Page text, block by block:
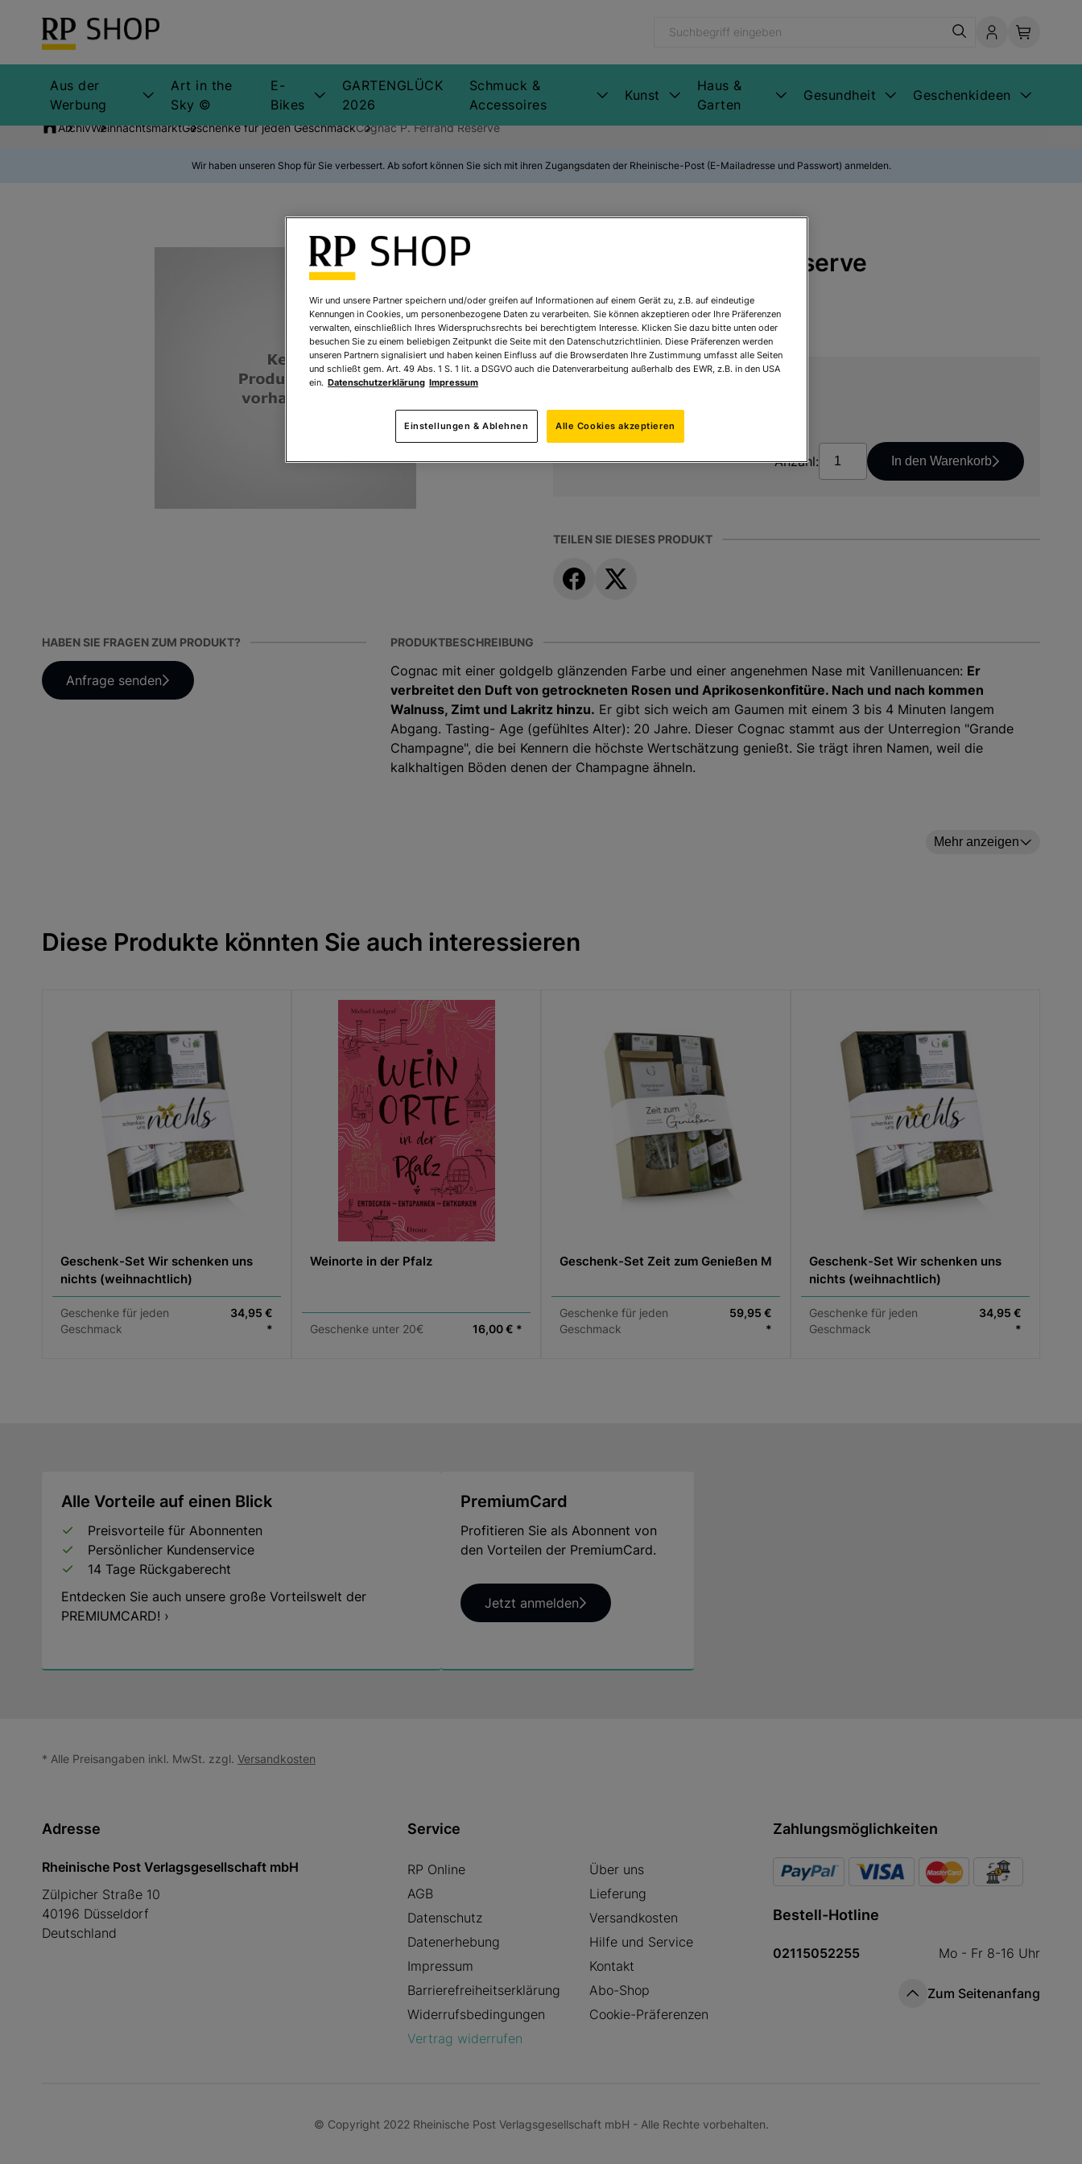
Aus der
Werbung
Art in the
Sky ©
E-
Bikes
GARTENGLÜCK
2026
Schmuck &
Accessoires
Kunst
Haus &
Garten
Gesundheit Geschenkideen
ArchivWeihnachtsmarktGeschenke für jeden GeschmackCognac P. Ferrand Réserve
Wir haben unseren Shop für Sie verbessert. Ab sofort können Sie sich mit ihren Zugangsdaten der Rheinische-Post (E-Mailadresse und Passwort) anmelden.
Cognac P. Ferrand Réserve
Art.Nr.:2006620000
Sofort lieferbar
* inkl. MwSt. zzgl.Versandkosten
Anzahl: In den Warenkorb
TEILEN SIE DIESES PRODUKT
HABEN SIE FRAGEN ZUM PRODUKT?
Anfrage senden
PRODUKTBESCHREIBUNG
Cognac mit einer goldgelb glänzenden Farbe und einer angenehmen Nase mit Vanillenuancen: Er
verbreitet den Duft von getrockneten Rosen und Aprikosenkonfitüre. Nach und nach kommen
Walnuss, Zimt und Lakritz hinzu. Er gibt sich weich am Gaumen mit einem 3 bis 4 Minuten langem
Abgang. Tasting- Age (gefühltes Alter): 20 Jahre. Dieser Cognac stammt aus der Unterregion "Grande
Champagne", die bei Kennern die höchste Wertschätzung genießt. Sie trägt ihren Namen, weil die
kalkhaltigen Böden denen der Champagne ähneln.
optimale Trinktemperatur:18 °C
Herkunftsland:
Frankreich
Hersteller / Abfüller:
Mehr anzeigen
Diese Produkte könnten Sie auch interessieren
Geschenk-Set Wir schenken uns
nichts (weihnachtlich)
Geschenke für jeden
Geschmack
34,95 €
*
Weinorte in der Pfalz
Geschenke unter 20€ 16,00 € *
Geschenk-Set Zeit zum Genießen M
Geschenke für jeden
Geschmack
59,95 €
*
Geschenk-Set Wir schenken uns
nichts (weihnachtlich)
Geschenke für jeden
Geschmack
34,95 €
*
Alle Vorteile auf einen Blick
Preisvorteile für Abonnenten
Persönlicher Kundenservice
14 Tage Rückgaberecht
Entdecken Sie auch unsere große Vorteilswelt der
PREMIUMCARD! ›
PremiumCard
Profitieren Sie als Abonnent von
den Vorteilen der PremiumCard.
Jetzt anmelden
* Alle Preisangaben inkl. MwSt. zzgl. Versandkosten
Adresse
Rheinische Post Verlagsgesellschaft mbH
Zülpicher Straße 10
40196 Düsseldorf
Deutschland
Service
RP Online
Über uns
AGB
Lieferung
Datenschutz
Versandkosten
Datenerhebung
Hilfe und Service
Impressum
Kontakt
Barrierefreiheitserklärung
Abo-Shop
Widerrufsbedingungen
Cookie-Präferenzen
Vertrag widerrufen
Zahlungsmöglichkeiten
Bestell-Hotline
02115052255 Mo - Fr 8-16 Uhr
Zum Seitenanfang
© Copyright 2022 Rheinische Post Verlagsgesellschaft mbH - Alle Rechte vorbehalten.
Wir und unsere Partner speichern und/oder greifen auf Informationen auf einem Gerät zu, z.B. auf eindeutige
Kennungen in Cookies, um personenbezogene Daten zu verarbeiten. Sie können akzeptieren oder Ihre Präferenzen
verwalten, einschließlich Ihres Widerspruchsrechts bei berechtigtem Interesse. Klicken Sie dazu bitte unten oder
besuchen Sie zu einem beliebigen Zeitpunkt die Seite mit den Datenschutzrichtlinien. Diese Präferenzen werden
unseren Partnern signalisiert und haben keinen Einfluss auf die Browserdaten Ihre Zustimmung umfasst alle Seiten
und schließt gem. Art. 49 Abs. 1 S. 1 lit. a DSGVO auch die Datenverarbeitung außerhalb des EWR, z.B. in den USA
ein. Datenschutzerklärung Impressum
Einstellungen & Ablehnen Alle Cookies akzeptieren